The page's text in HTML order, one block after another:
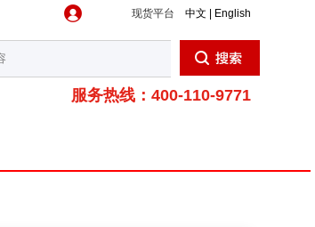
现货平台 中文 | English
服务热线：400-110-9771